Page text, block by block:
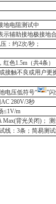
地电阻测试中
示辅助接地极接地
：约2次/秒；
色1.5m（共4条）
接触不良或用户
电压低符号“
"闪
AC 280V/3秒
≤1V/m
Max(背光关闭)； 测
线：3条；简易测试